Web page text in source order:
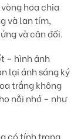
hoa chia
và lan tím,
và cân đối.
– hình ảnh
lại ánh sáng ký
trắng không
nỗi nhớ – như
có tính trang